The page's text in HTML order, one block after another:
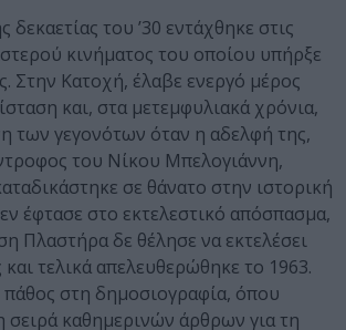
δεκαετίας του ’30 εντάχθηκε στις
κινήματος του οποίου υπήρξε
Στην Κατοχή, έλαβε ενεργό μέρος
και, στα μετεμφυλιακά χρόνια,
των γεγονότων όταν η αδελφή της,
του Νίκου Mπελογιάννη,
σε θάνατο στην ιστορική
έφτασε στο εκτελεστικό απόσπασμα,
Πλαστήρα δε θέλησε να εκτελέσει
τελικά απελευθερώθηκε το 1963.
στη δημοσιογραφία, όπου
σειρά καθημερινών άρθρων για τη